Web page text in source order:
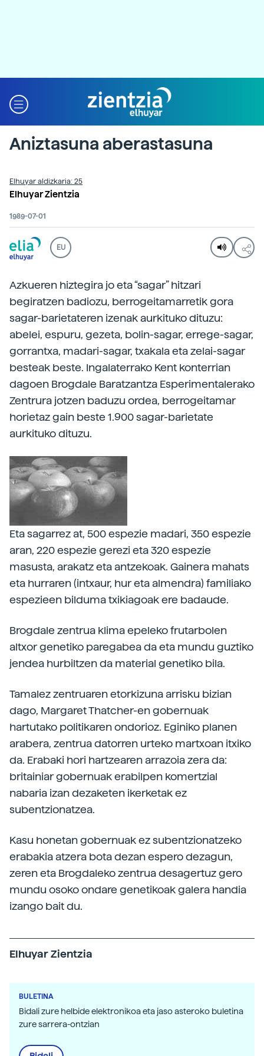
Aniztasuna aberastasuna
Elhuyar aldizkaria: 25
Elhuyar Zientzia
1989-07-01
EU
Azkueren hiztegira jo eta “sagar” hitzari
begiratzen badiozu, berrogeitamarretik gora
sagar-barietateren izenak aurkituko dituzu:
abelei, espuru, gezeta, bolin-sagar, errege-sagar,
gorrantxa, madari-sagar, txakala eta zelai-sagar
besteak beste. Ingalaterrako Kent konterrian
dagoen Brogdale Baratzantza Esperimentalerako
Zentrura jotzen baduzu ordea, berrogeitamar
horietaz gain beste 1.900 sagar-barietate
aurkituko dituzu.
Eta sagarrez at, 500 espezie madari, 350 espezie
aran, 220 espezie gerezi eta 320 espezie
masusta, arakatz eta antzekoak. Gainera mahats
eta hurraren (intxaur, hur eta almendra) familiako
espezieen bilduma txikiagoak ere badaude.
Brogdale zentrua klima epeleko frutarbolen
altxor genetiko paregabea da eta mundu guztiko
jendea hurbiltzen da material genetiko bila.
Tamalez zentruaren etorkizuna arrisku bizian
dago, Margaret Thatcher-en gobernuak
hartutako politikaren ondorioz. Eginiko planen
arabera, zentrua datorren urteko martxoan itxiko
da. Erabaki hori hartzearen arrazoia zera da:
britainiar gobernuak erabilpen komertzial
nabaria izan dezaketen ikerketak ez
subentzionatzea.
Kasu honetan gobernuak ez subentzionatzeko
erabakia atzera bota dezan espero dezagun,
zeren eta Brogdaleko zentrua desagertuz gero
mundu osoko ondare genetikoak galera handia
izango bait du.
Elhuyar Zientzia
BULETINA
Bidali zure helbide elektronikoa eta jaso asteroko buletina
zure sarrera-ontzian